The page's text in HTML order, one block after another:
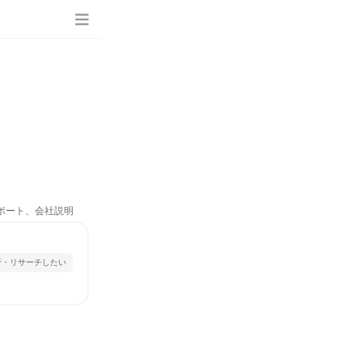
ート、会社説明
・リサーチしたい